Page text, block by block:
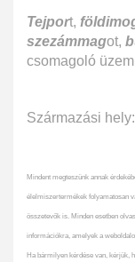
Tejport,
szezámmagot,
csomagoló
Származási
Mindent megteszünk annak
élelmiszertermékek folyamatosan
összetevők is. Minden esetben
információkra, amelyek a
Ha bármilyen kérdése van, kérjük,